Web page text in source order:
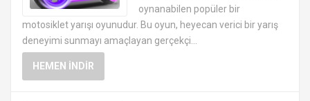
oynanabilen popüler bir
motosiklet yarışı oyunudur. Bu oyun, heyecan verici bir yarış
deneyimi sunmayı amaçlayan gerçekçi...
HEMEN İNDIR